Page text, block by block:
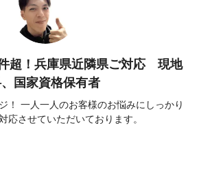
超！兵庫県近隣県ご対応 現地
国家資格保有者
！ 一人一人のお客様のお悩みにしっかり
応させていただいております。